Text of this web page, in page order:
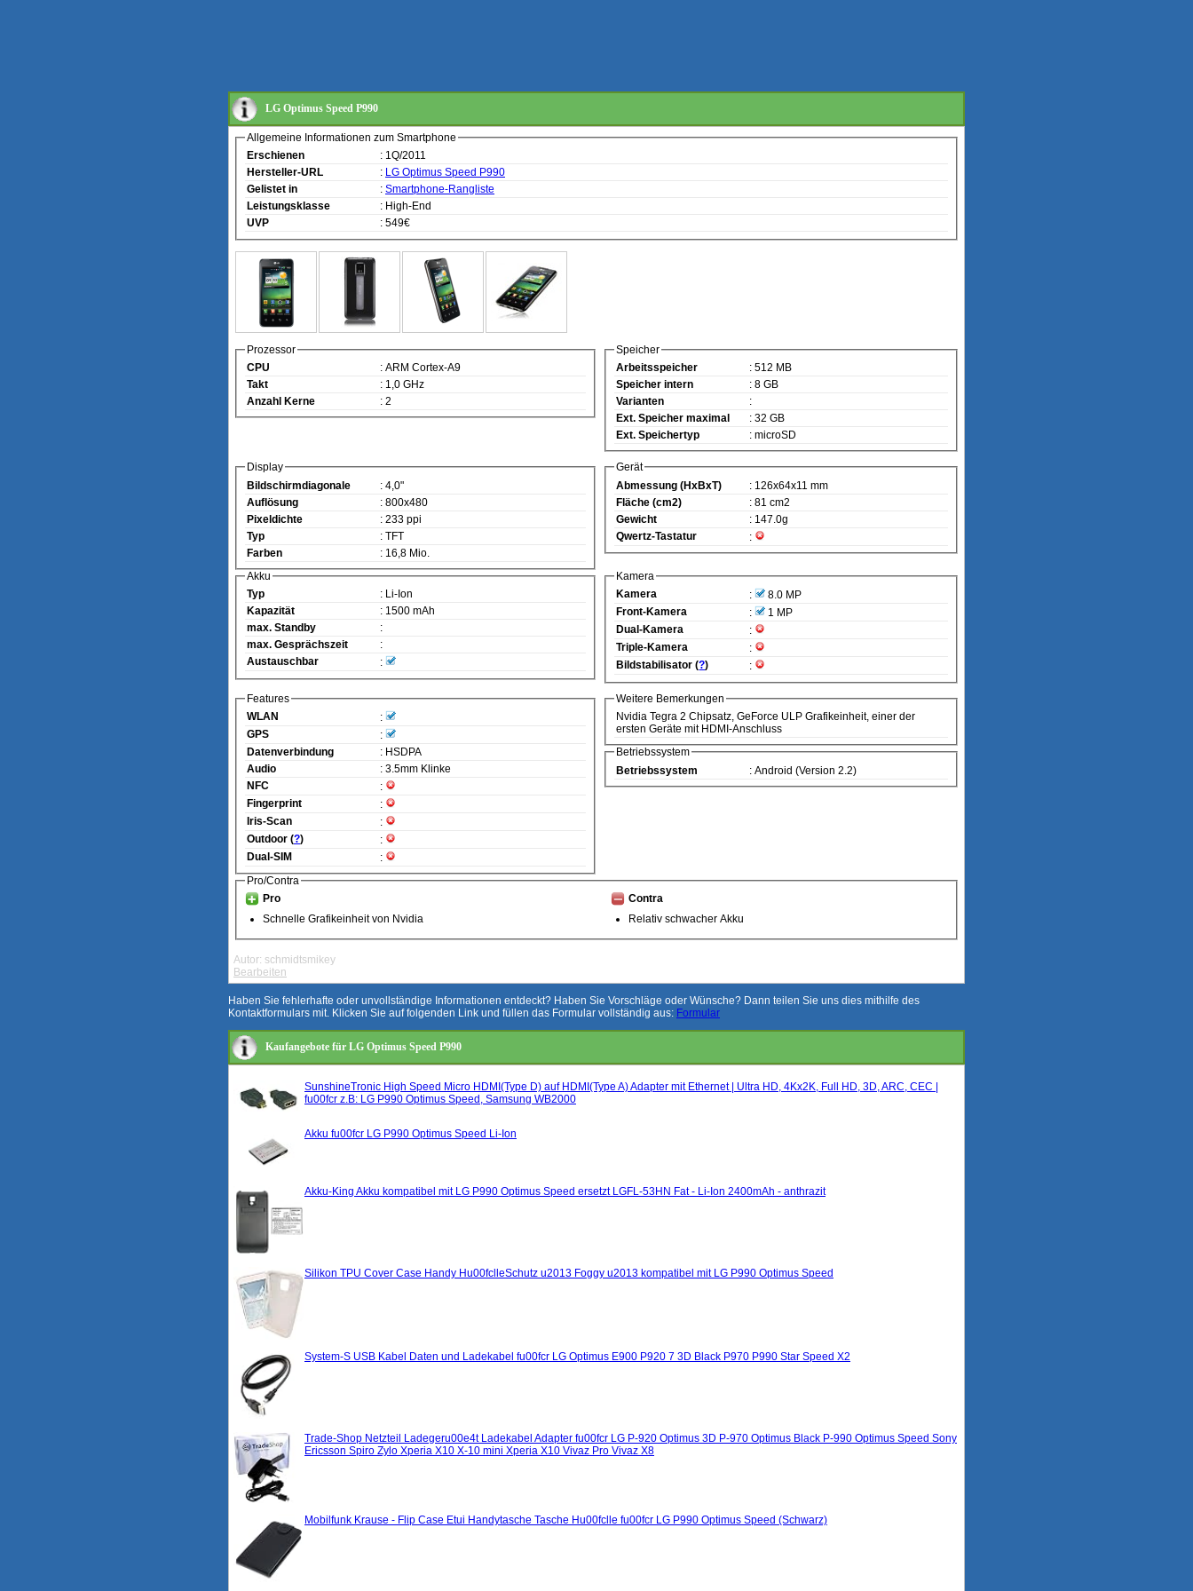
LG Optimus Speed P990
Allgemeine Informationen zum Smartphone
Erschienen
: 1Q/2011
Hersteller-URL
: LG Optimus Speed P990
Gelistet in
: Smartphone-Rangliste
Leistungsklasse
: High-End
UVP
: 549€
Prozessor
CPU
: ARM Cortex-A9
Takt
: 1,0 GHz
Anzahl Kerne
: 2
Speicher
Arbeitsspeicher
: 512 MB
Speicher intern
: 8 GB
Varianten
:
Ext. Speicher maximal
: 32 GB
Ext. Speichertyp
: microSD
Display
Bildschirmdiagonale
: 4,0"
Auflösung
: 800x480
Pixeldichte
: 233 ppi
Typ
: TFT
Farben
: 16,8 Mio.
Gerät
Abmessung (HxBxT)
: 126x64x11 mm
Fläche (cm2)
: 81 cm2
Gewicht
: 147.0g
Qwertz-Tastatur
:
Akku
Typ
: Li-Ion
Kapazität
: 1500 mAh
max. Standby
:
max. Gesprächszeit
:
Austauschbar
:
Kamera
Kamera
:
8.0 MP
Front-Kamera
:
1 MP
Dual-Kamera
:
Triple-Kamera
:
Bildstabilisator (?) :
Features
WLAN
:
GPS
:
Datenverbindung
: HSDPA
Audio
: 3.5mm Klinke
NFC
:
Fingerprint
:
Iris-Scan
:
Outdoor (?)
:
Dual-SIM
:
Weitere Bemerkungen
Nvidia Tegra 2 Chipsatz, GeForce ULP Grafikeinheit, einer der
ersten Geräte mit HDMI-Anschluss
Betriebssystem
Betriebssystem
: Android (Version 2.2)
Pro/Contra
Pro
Schnelle Grafikeinheit von Nvidia
Contra
Relativ schwacher Akku
Autor: schmidtsmikey
Bearbeiten
Haben Sie fehlerhafte oder unvollständige Informationen entdeckt? Haben Sie Vorschläge oder Wünsche? Dann teilen Sie uns dies mithilfe des
Kontaktformulars mit. Klicken Sie auf folgenden Link und füllen das Formular vollständig aus: Formular
Kaufangebote für LG Optimus Speed P990
SunshineTronic High Speed Micro HDMI(Type D) auf HDMI(Type A) Adapter mit Ethernet | Ultra HD, 4Kx2K, Full HD, 3D, ARC, CEC |
fu00fcr z.B: LG P990 Optimus Speed, Samsung WB2000
Akku fu00fcr LG P990 Optimus Speed Li-Ion
Akku-King Akku kompatibel mit LG P990 Optimus Speed ersetzt LGFL-53HN Fat - Li-Ion 2400mAh - anthrazit
Silikon TPU Cover Case Handy Hu00fclleSchutz u2013 Foggy u2013 kompatibel mit LG P990 Optimus Speed
System-S USB Kabel Daten und Ladekabel fu00fcr LG Optimus E900 P920 7 3D Black P970 P990 Star Speed X2
Trade-Shop Netzteil Ladegeru00e4t Ladekabel Adapter fu00fcr LG P-920 Optimus 3D P-970 Optimus Black P-990 Optimus Speed Sony
Ericsson Spiro Zylo Xperia X10 X-10 mini Xperia X10 Vivaz Pro Vivaz X8
Mobilfunk Krause - Flip Case Etui Handytasche Tasche Hu00fclle fu00fcr LG P990 Optimus Speed (Schwarz)